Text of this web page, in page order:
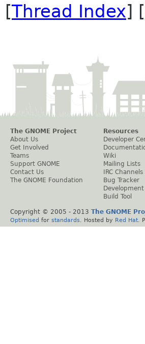
[Thread Index] [
The GNOME Project
About Us
Get Involved
Teams
Support GNOME
Contact Us
The GNOME Foundation
Resources
Developer
Wiki
Mailing Lists
IRC Channels
Bug Tracker
Development
Build Tool
Copyright © 2005 - 2013 The GNOME
Optimised for standards . Hosted by Red Hat .